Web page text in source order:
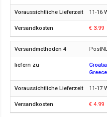
11-16
€ 3.99
PostNL
11-17
€ 4.99